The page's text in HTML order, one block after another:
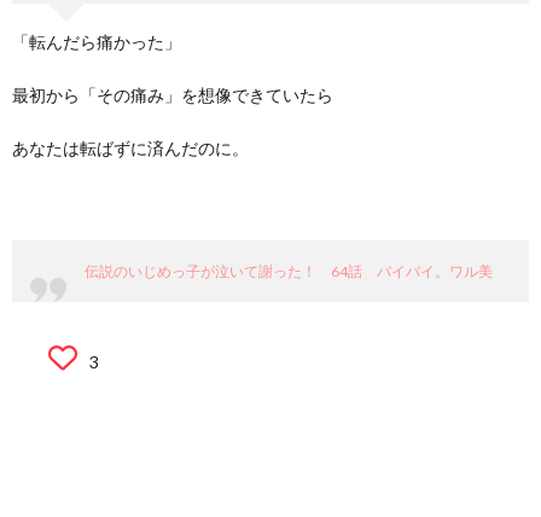
「転んだら痛かった」
最初から「その痛み」を想像できていたら
あなたは転ばずに済んだのに。
伝説のいじめっ子が泣いて謝った！ 64話 バイバイ。ワル美
3